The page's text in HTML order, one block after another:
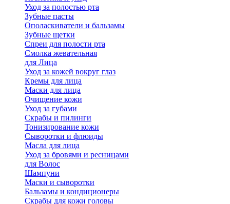
Уход за полостью рта
Зубные пасты
Ополаскиватели и бальзамы
Зубные щетки
Спреи для полости рта
Смолка жевательная
для Лица
Уход за кожей вокруг глаз
Кремы для лица
Маски для лица
Очищение кожи
Уход за губами
Скрабы и пилинги
Тонизирование кожи
Сыворотки и флюиды
Масла для лица
Уход за бровями и ресницами
для Волос
Шампуни
Маски и сыворотки
Бальзамы и кондиционеры
Скрабы для кожи головы